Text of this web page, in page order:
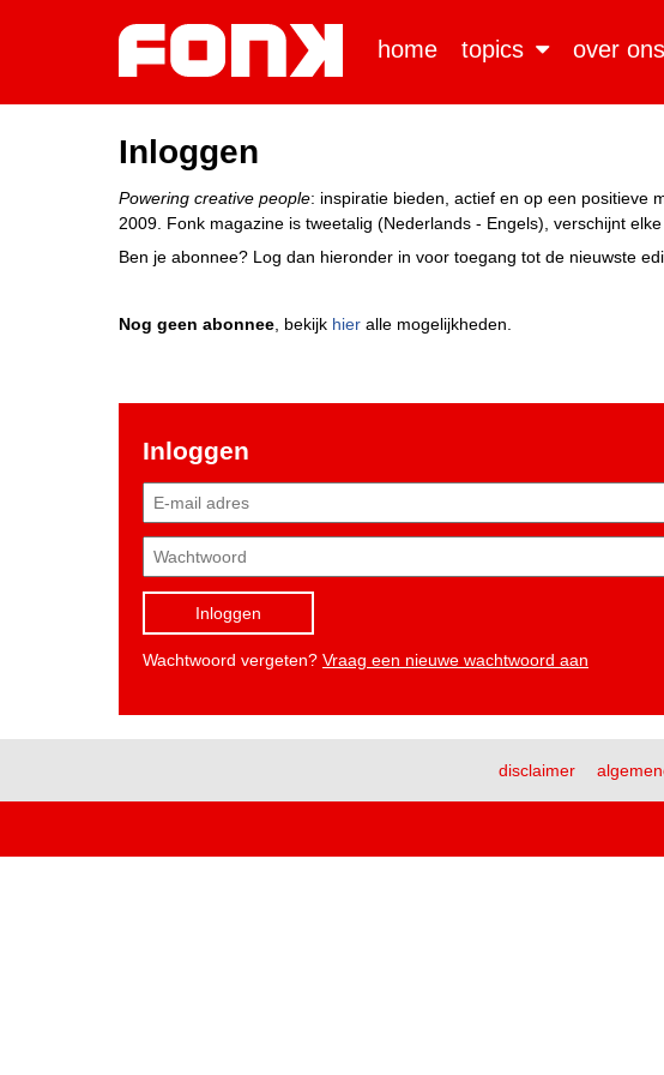
home topics over ons
Inloggen
Powering creative people: inspiratie bieden, actief en op een positieve
2009. Fonk magazine is tweetalig (Nederlands - Engels), verschijnt
Ben je abonnee? Log dan hieronder in voor toegang tot de nieuwste
Nog geen abonnee , bekijk hier alle mogelijkheden.
Inloggen
Inloggen
Wachtwoord vergeten? Vraag een nieuwe wachtwoord aan
disclaimer